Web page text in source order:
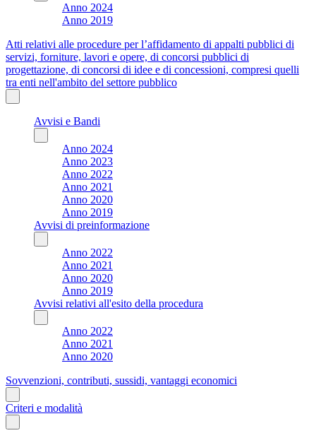
Anno 2024
Anno 2019
Atti relativi alle procedure per l’affidamento di appalti pubblici di
servizi, forniture, lavori e opere, di concorsi pubblici di
progettazione, di concorsi di idee e di concessioni, compresi quelli
tra enti nell'ambito del settore pubblico
Avvisi e Bandi
Anno 2024
Anno 2023
Anno 2022
Anno 2021
Anno 2020
Anno 2019
Avvisi di preinformazione
Anno 2022
Anno 2021
Anno 2020
Anno 2019
Avvisi relativi all'esito della procedura
Anno 2022
Anno 2021
Anno 2020
Sovvenzioni, contributi, sussidi, vantaggi economici
Criteri e modalità